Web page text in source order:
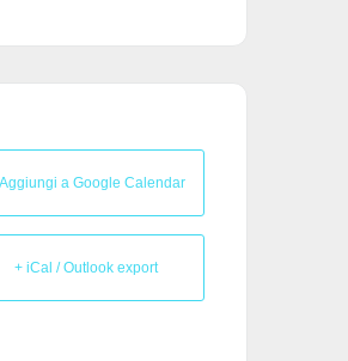
a Google Calendar
+ iCal / Outlook export